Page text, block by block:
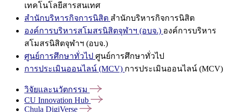
เทคโนโลยีสารสนเทศ
สำนักบริหารกิจการนิสิต สำนักบริหารกิจการนิสิต
องค์การบริหารสโมสรนิสิตจุฬาฯ (อบจ.) องค์การบริหาร
สโมสรนิสิตจุฬาฯ (อบจ.)
ศูนย์การศึกษาทั่วไป ศูนย์การศึกษาทั่วไป
การประเมินออนไลน์ (MCV) การประเมินออนไลน์ (MCV)
วิจัยและนวัตกรรม
CU Innovation Hub
Chula DigiVerse